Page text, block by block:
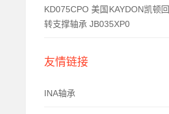
KD075CPO 美国KAYDON凯顿回
转支撑轴承 JB035XP0
友情链接
INA轴承